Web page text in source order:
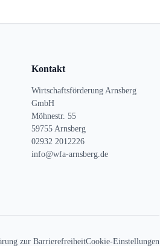
Kontakt
Wirtschaftsförderung Arnsberg
GmbH
Möhnestr. 55
59755 Arnsberg
02932 2012226
info@wfa-arnsberg.de
zur BarrierefreiheitCookie-Einstellungen